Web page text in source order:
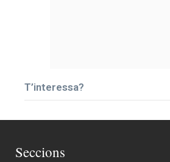
T’interessa?
Seccions